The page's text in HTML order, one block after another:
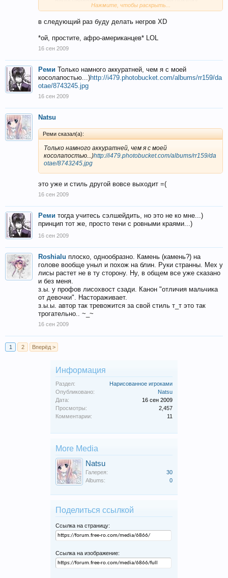
суммы зеней ХЪ
про очки ты хорошо сказал XD
блин, ну не понимаю я, как обьем сделать Т_Т
попробуй цвет кожи поярче и тени(теней побольше)
поярче выделить можно будет, а то да с таким бледным
тонусом кожи трудно чтото придумать...
Нажмите, чтобы раскрыть...
в следующий раз буду делать негров XD
*ой, простите, афро-американцев* LOL
16 сен 2009
Реми Только намного аккуратней, чем я с моей
косолапостью...)http://i479.photobucket.com/albums/rr159/da
otae/8743245.jpg
16 сен 2009
Natsu
Реми сказал(а):
Только намного аккуратней, чем я с моей
косолапостью...)http://i479.photobucket.com/albums/rr159/da
otae/8743245.jpg
это уже и стиль другой вовсе выходит =(
16 сен 2009
Реми тогда учитесь сэлшейдить, но это не ко мне...)
принцип тот же, просто тени с ровными краями...)
16 сен 2009
Roshialu плоско, однообразно. Камень (камень?) на
голове вообще уныл и похож на блин. Руки странны. Мех у
лисы растет не в ту сторону. Ну, в общем все уже сказано
и без меня.
з.ы. у профов лисохвост сзади. Канон "отличия мальчика
от девочки". Настораживает.
з.ы.ы. автор так тревожится за свой стиль т_т это так
трогательно.. ~_~
16 сен 2009
1 2 Вперёд >
Информация
Раздел:
Нарисованное игроками
Опубликовано:
Natsu
Дата:
16 сен 2009
Просмотры:
2,457
Комментарии:
11
More Media
Natsu
Галерея:
30
Albums:
0
Поделиться ссылкой
Ссылка на страницу:
Ссылка на изображение: